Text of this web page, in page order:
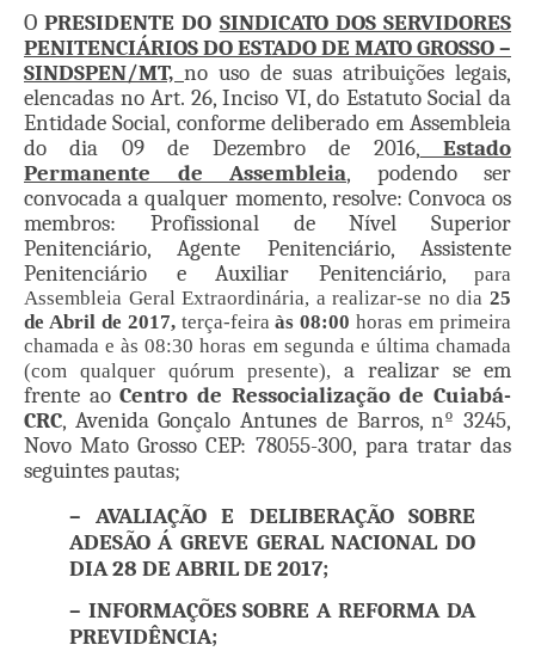
Regimento interno do Sindsppen
OPRESIDENTE DO SINDICATO DOS SERVIDORES
PENITENCIÁRIOS DO ESTADO DE MATO GROSSO –
SINDSPEN/MT, no uso de suas atribuições legais,
elencadas no Art. 26, Inciso VI, do Estatuto Social da
Entidade Social, conforme deliberado em Assembleia
do dia 09 de Dezembro de 2016, Estado
Permanente de Assembleia, podendo ser
convocada a qualquer momento, resolve: Convoca os
membros: Profissional de Nível Superior
Penitenciário, Agente Penitenciário, Assistente
Penitenciário e Auxiliar Penitenciário, para
Assembleia Geral Extraordinária, a realizar-se no dia 25
de Abril de 2017,terça-feiraàs 08:00 horas em primeira
chamada e às 08:30 horas em segunda e última chamada
(com qualquer quórum presente),
a realizar se em
frente aoCentro de Ressocialização de Cuiabá-
CRC, Avenida Gonçalo Antunes de Barros, nº 3245,
Novo Mato Grosso CEP: 78055-300, para tratar das
seguintes pautas;
– AVALIAÇÃO E DELIBERAÇÃO SOBRE
ADESÃO Á GREVE GERAL NACIONAL DO
DIA 28 DE ABRIL DE 2017;
– INFORMAÇÕES SOBRE A REFORMA DA
PREVIDÊNCIA;